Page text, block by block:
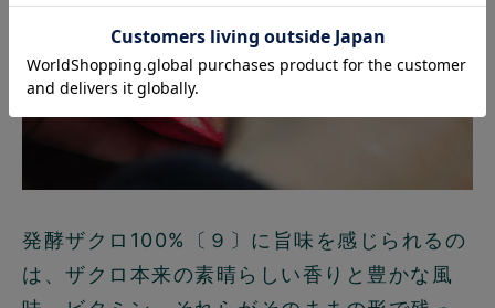
発酵ザクロ100%〔９〕に旨味を感じられるの
は、ザクロ本来の素晴らしい香りと豊かな風